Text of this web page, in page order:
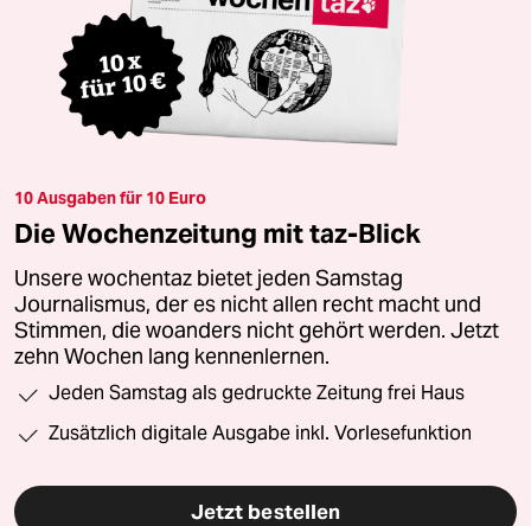
10 Ausgaben für 10 Euro
Die Wochenzeitung mit taz-Blick
Unsere wochentaz bietet jeden Samstag
Journalismus, der es nicht allen recht macht und
Stimmen, die woanders nicht gehört werden. Jetzt
zehn Wochen lang kennenlernen.
Jeden Samstag als gedruckte Zeitung frei Haus
Zusätzlich digitale Ausgabe inkl. Vorlesefunktion
Jetzt bestellen